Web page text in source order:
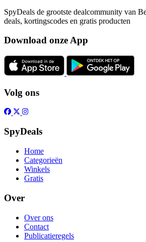
SpyDeals de grootste dealcommunity van
deals, kortingscodes en gratis producten
Download onze App
Volg ons
SpyDeals
Home
Categorieën
Winkels
Gratis
Over
Over ons
Contact
Publicatieregels